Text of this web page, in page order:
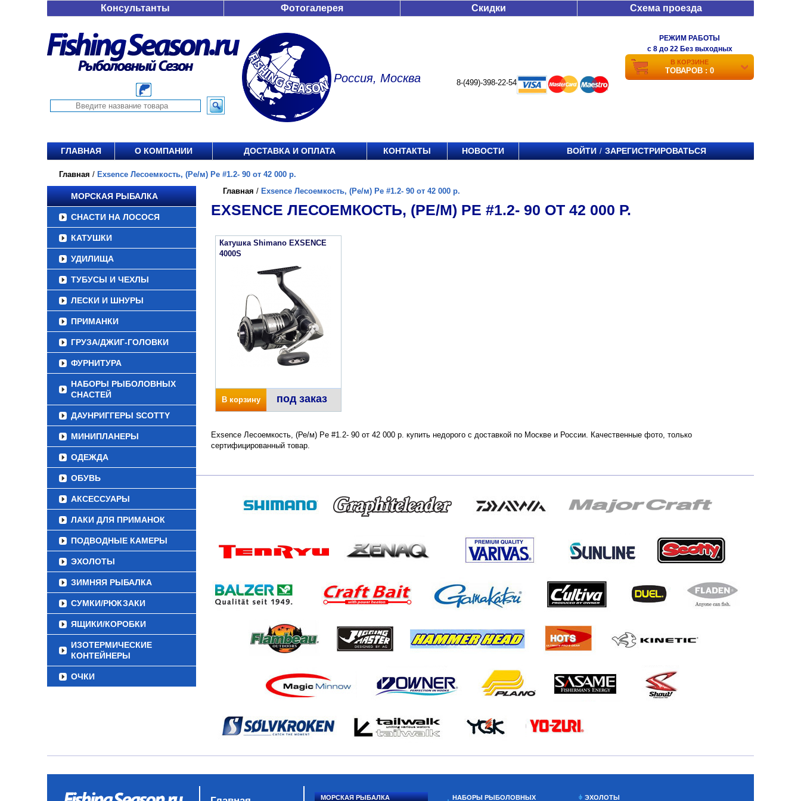
Консультанты Фотогалерея Скидки Схема проезда
Россия, Москва 8-(499)-398-22-54
РЕЖИМ РАБОТЫ
c 8 до 22 Без выходных
В КОРЗИНЕ
ТОВАРОВ : 0
ГЛАВНАЯ О КОМПАНИИ ДОСТАВКА И ОПЛАТА КОНТАКТЫ НОВОСТИ ВОЙТИ / ЗАРЕГИСТРИРОВАТЬСЯ
Главная / Exsence Лесоемкость, (Ре/м) Pe #1.2- 90 от 42 000 р.
МОРСКАЯ РЫБАЛКА
СНАСТИ НА ЛОСОСЯ
КАТУШКИ
УДИЛИЩА
ТУБУСЫ И ЧЕХЛЫ
ЛЕСКИ И ШНУРЫ
ПРИМАНКИ
ГРУЗА/ДЖИГ-ГОЛОВКИ
ФУРНИТУРА
НАБОРЫ РЫБОЛОВНЫХ
СНАСТЕЙ
ДАУНРИГГЕРЫ SCOTTY
МИНИПЛАНЕРЫ
ОДЕЖДА
ОБУВЬ
АКСЕССУАРЫ
ЛАКИ ДЛЯ ПРИМАНОК
ПОДВОДНЫЕ КАМЕРЫ
ЭХОЛОТЫ
ЗИМНЯЯ РЫБАЛКА
СУМКИ/РЮКЗАКИ
ЯЩИКИ/КОРОБКИ
ИЗОТЕРМИЧЕСКИЕ
КОНТЕЙНЕРЫ
ОЧКИ
Главная / Exsence Лесоемкость, (Ре/м) Pe #1.2- 90 от 42 000 р.
EXSENCE ЛЕСОЕМКОСТЬ, (РЕ/М) PE #1.2- 90 ОТ 42 000 Р.
Катушка Shimano EXSENCE
4000S
В корзину под заказ
Exsence Лесоемкость, (Ре/м) Pe #1.2- 90 от 42 000 р. купить недорого с доставкой по Москве и России. Качественные фото, только
сертифицированный товар.
МОРСКАЯ РЫБАЛКА НАБОРЫ РЫБОЛОВНЫХ ЭХОЛОТЫ